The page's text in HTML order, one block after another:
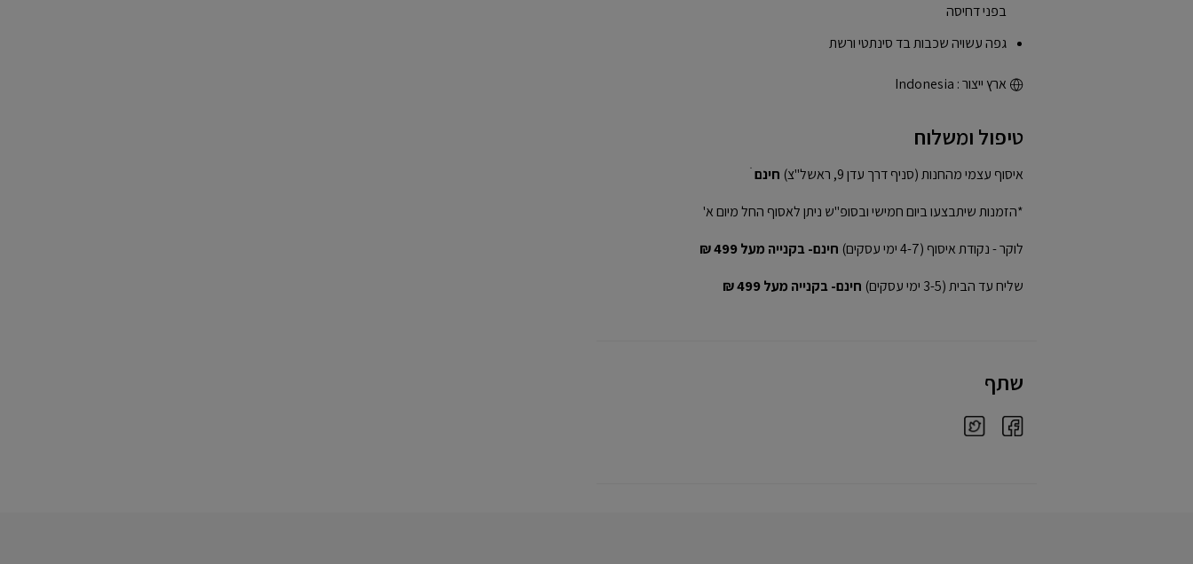
בפני דחיסה
גפה עשויה שכבות בד סינתטי ורשת
ארץ ייצור : Indonesia
טיפול ומשלוח
איסוף עצמי מהחנות (סניף דרך עדן 9, ראשל"צ) חינםׁ
*הזמנות שיתבצעו ביום חמישי ובסופ"ש ניתן לאסוף החל מיום א'
לוקר - נקודת איסוף (4-7 ימי עסקים)
חינם- בקנייה מעל 499 ₪
שליח עד הבית (3-5 ימי עסקים)
חינם- בקנייה מעל 499 ₪
שתף